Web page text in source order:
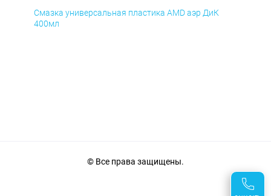
Смазка универсальная пластика AMD аэр ДиК
400мл
© Все права защищены.